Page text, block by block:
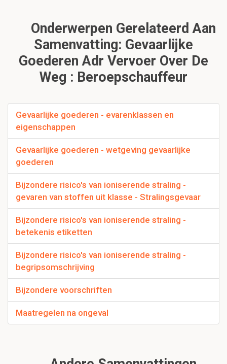
Onderwerpen Gerelateerd Aan
Samenvatting: Gevaarlijke
Goederen Adr Vervoer Over De
Weg : Beroepschauffeur
Gevaarlijke goederen - evarenklassen en
eigenschappen
Gevaarlijke goederen - wetgeving gevaarlijke
goederen
Bijzondere risico's van ioniserende straling -
gevaren van stoffen uit klasse - Stralingsgevaar
Bijzondere risico's van ioniserende straling -
betekenis etiketten
Bijzondere risico's van ioniserende straling -
begripsomschrijving
Bijzondere voorschriften
Maatregelen na ongeval